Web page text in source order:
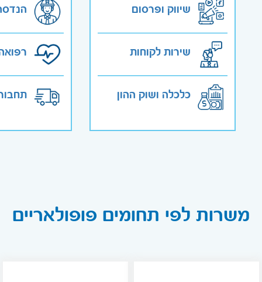
שיווק ופרסום
שירות לקוחות
כלכלה ושוק ההון
משרות לפי תחומים פופולאריים